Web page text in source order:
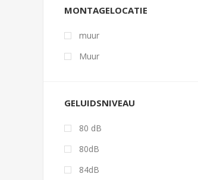
MONTAGELOCATIE
muur
Muur
GELUIDSNIVEAU
80 dB
80dB
84dB